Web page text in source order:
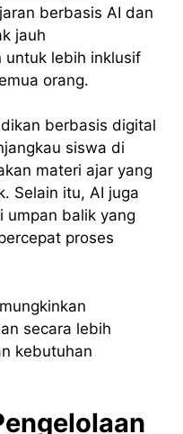
berbasis AI dan
jauh
untuk lebih inklusif
orang.
berbasis digital
siswa di
materi ajar yang
Selain itu, AI juga
umpan balik yang
proses
secara lebih
kebutuhan